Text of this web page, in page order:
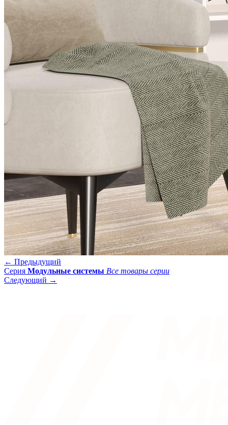
← Предыдущий
Серия Модульные системы Все товары серии
Следующий →